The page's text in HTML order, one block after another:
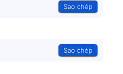
Sao chép
Sao chép